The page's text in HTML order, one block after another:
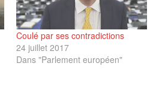
Coulé par ses contradictions
24 juillet 2017
Dans "Parlement européen"